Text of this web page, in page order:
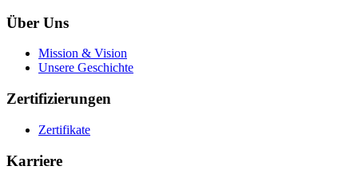
Über Uns
Mission & Vision
Unsere Geschichte
Zertifizierungen
Zertifikate
Karriere